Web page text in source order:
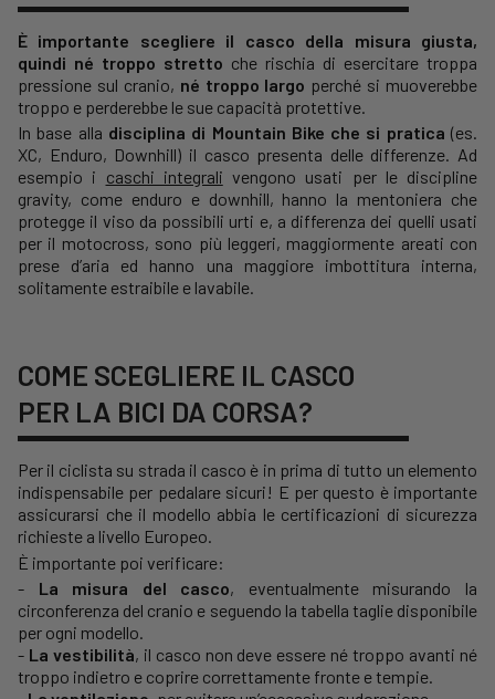
È importante scegliere il casco della misura giusta,
quindi né troppo stretto che rischia di esercitare troppa
pressione sul cranio, né troppo largo perché si muoverebbe
troppo e perderebbe le sue capacità protettive.
In base alla disciplina di Mountain Bike che si pratica (es.
XC, Enduro, Downhill) il casco presenta delle differenze. Ad
esempio i caschi integrali vengono usati per le discipline
gravity, come enduro e downhill, hanno la mentoniera che
protegge il viso da possibili urti e, a differenza dei quelli usati
per il motocross, sono più leggeri, maggiormente areati con
prese d’aria ed hanno una maggiore imbottitura interna,
solitamente estraibile e lavabile.
COME SCEGLIERE IL CASCO
PER LA BICI DA CORSA?
Per il ciclista su strada il casco è in prima di tutto un elemento
indispensabile per pedalare sicuri! E per questo è importante
assicurarsi che il modello abbia le certificazioni di sicurezza
richieste a livello Europeo.
È importante poi verificare:
- La misura del casco, eventualmente misurando la
circonferenza del cranio e seguendo la tabella taglie disponibile
per ogni modello.
- La vestibilità, il casco non deve essere né troppo avanti né
troppo indietro e coprire correttamente fronte e tempie.